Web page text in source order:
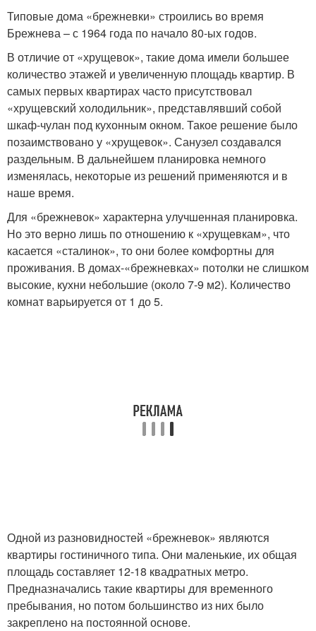
Типовые дома «брежневки» строились во время
Брежнева – с 1964 года по начало 80-ых годов.
В отличие от «хрущевок», такие дома имели большее
количество этажей и увеличенную площадь квартир. В
самых первых квартирах часто присутствовал
«хрущевский холодильник», представлявший собой
шкаф-чулан под кухонным окном. Такое решение было
позаимствовано у «хрущевок». Санузел создавался
раздельным. В дальнейшем планировка немного
изменялась, некоторые из решений применяются и в
наше время.
Для «брежневок» характерна улучшенная планировка.
Но это верно лишь по отношению к «хрущевкам», что
касается «сталинок», то они более комфортны для
проживания. В домах-«брежневках» потолки не слишком
высокие, кухни небольшие (около 7-9 м2). Количество
комнат варьируется от 1 до 5.
Одной из разновидностей «брежневок» являются
квартиры гостиничного типа. Они маленькие, их общая
площадь составляет 12-18 квадратных метро.
Предназначались такие квартиры для временного
пребывания, но потом большинство из них было
закреплено на постоянной основе.